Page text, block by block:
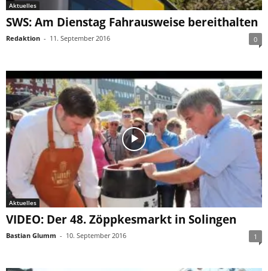
Aktuelles
SWS: Am Dienstag Fahrausweise bereithalten
Redaktion - 11. September 2016 0
Aktuelles
VIDEO: Der 48. Zöppkesmarkt in Solingen
Bastian Glumm - 10. September 2016 1